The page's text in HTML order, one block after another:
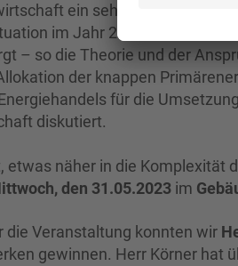
ein sehr wichtiger und
im Jahr 2022
– so die Theorie und der
der knappen
für die
diskutiert.
etwas näher in die Komplexität
den 31.05.2023 im
die Veranstaltung konnten wir
gewinnen. Herr Körner hat